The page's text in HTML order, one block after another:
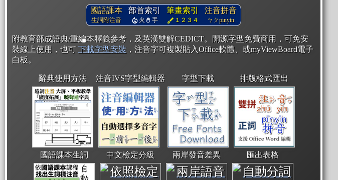
國語課本
生詞附注音
部首索引
火 手
筆畫索引
１２３４
注音拼音
ㄅㄆpinyin
附教育部成語典/重編本釋義參考，及英漢雙解CEDICT。開源字型免費商用，可免安
裝線上使用，也可 下載字型安裝 ，注音字可複製貼入Office軟體、或myViewBoard電子
白板。
辭典使用方法 注音IVS字型編輯器 字型下載 排版格式匯出
國語課本生詞 中文檢定分級 兩岸發音差異 匯出表格